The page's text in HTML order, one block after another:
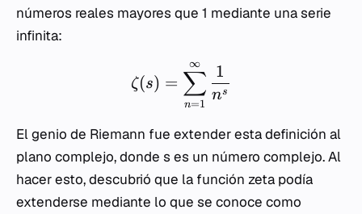
números reales mayores que 1 mediante una serie
infinita:
ζ(s) =
n=1
∑
∞
ns
1
El genio de Riemann fue extender esta definición al
plano complejo, donde s es un número complejo. Al
hacer esto, descubrió que la función zeta podía
extenderse mediante lo que se conoce como